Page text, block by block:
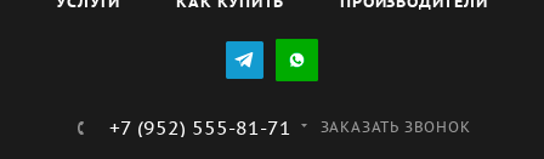
+7 (952) 555-81-71 ЗАКАЗАТЬ ЗВОНОК